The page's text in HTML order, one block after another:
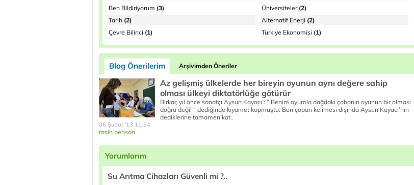
Ben Bildiriyorum (3) Üniversiteler(2)
Tarih (2) Alternatif Enerji (2)
Çevre Bilinci (1) Türkiye Ekonomisi (1)
Blog Önerilerim Arşivimden Öneriler
Az gelişmiş ülkelerde her bireyin oyunun aynı değere sahip
olması ülkeyi diktatörlüğe götürür
Birkaç yıl önce sanatçı Aysun Kayacı : “ Benim oyumla dağdaki çobanın oyunun bir olması
doğru değil “ dediğinde kıyamet kopmuştu. Ben çoban kelimesi dışında Aysun Kayacı’nın
dediklerine tamamen kat..
06 Şubat '13 11:54
rasih bensan
Yorumlarım
Su Arıtma Cihazları Güvenli mi ?..